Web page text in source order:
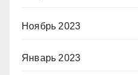
Ноябрь 2023
Январь 2023